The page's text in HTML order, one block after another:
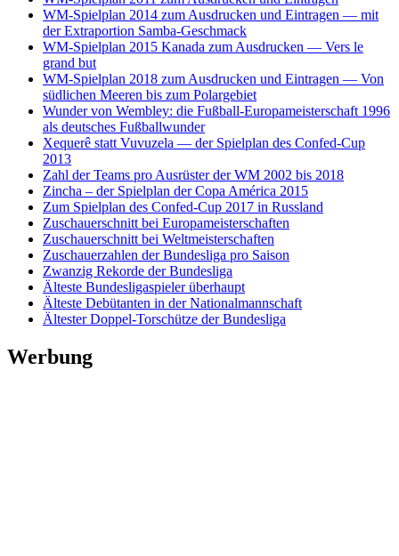
WM-Spielplan 2014 zum Ausdrucken und Eintragen — mit
der Extraportion Samba-Geschmack
WM-Spielplan 2015 Kanada zum Ausdrucken — Vers le
grand but
WM-Spielplan 2018 zum Ausdrucken und Eintragen — Von
südlichen Meeren bis zum Polargebiet
Wunder von Wembley: die Fußball-Europameisterschaft 1996
als deutsches Fußballwunder
Xequerê statt Vuvuzela — der Spielplan des Confed-Cup
2013
Zahl der Teams pro Ausrüster der WM 2002 bis 2018
Zincha – der Spielplan der Copa América 2015
Zum Spielplan des Confed-Cup 2017 in Russland
Zuschauerschnitt bei Europameisterschaften
Zuschauerschnitt bei Weltmeisterschaften
Zuschauerzahlen der Bundesliga pro Saison
Zwanzig Rekorde der Bundesliga
Älteste Bundesligaspieler überhaupt
Älteste Debütanten in der Nationalmannschaft
Ältester Doppel-Torschütze der Bundesliga
Werbung